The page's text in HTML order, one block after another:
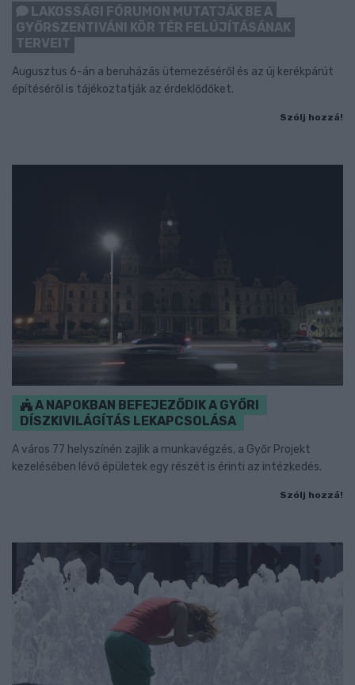
LAKOSSÁGI FÓRUMON MUTATJÁK BE A
GYŐRSZENTIVÁNI KÖR TÉR FELÚJÍTÁSÁNAK
TERVEIT
Augusztus 6-án a beruházás ütemezéséről és az új kerékpárút
építéséről is tájékoztatják az érdeklődőket.
Szólj hozzá!
A NAPOKBAN BEFEJEZŐDIK A GYŐRI
DÍSZKIVILÁGÍTÁS LEKAPCSOLÁSA
A város 77 helyszínén zajlik a munkavégzés, a Győr Projekt
kezelésében lévő épületek egy részét is érinti az intézkedés.
Szólj hozzá!